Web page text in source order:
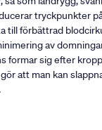
tryckpunkter
till förbättrad
av
formar sig efter
att man kan